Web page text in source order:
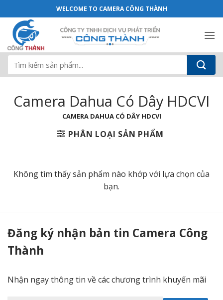
qua
dung
Camera Dahua Có Dây HDCVI - Camera
WELCOME TO CAMERA CÔNG THÀNH
Tìm
kiếm:
Camera Dahua Có Dây HDCVI
CAMERA DAHUA CÓ DÂY HDCVI
PHÂN LOẠI SẢN PHẨM
Không tìm thấy sản phẩm nào khớp với lựa chọn của
bạn.
Đăng ký nhận bản tin Camera Công
Thành
Nhận ngay thông tin về các chương trình khuyến mãi